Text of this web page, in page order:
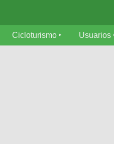
Cicloturismo Usuarios